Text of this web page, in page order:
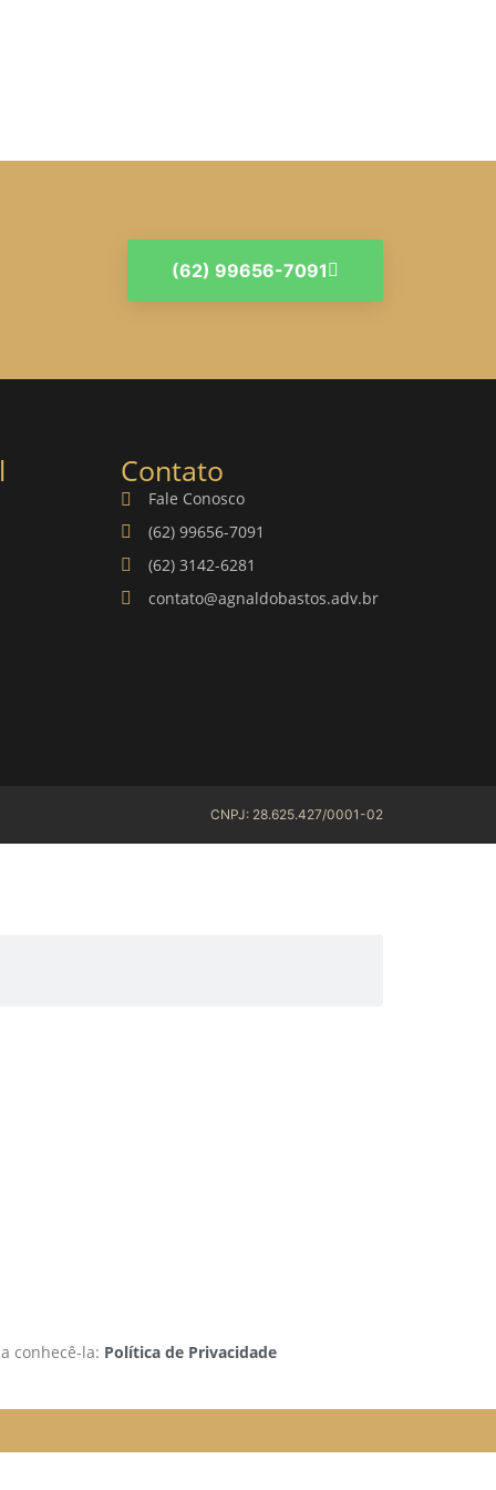
(62) 99656-7091
Contato
Fale Conosco
(62) 99656-7091
(62) 3142-6281
contato@agnaldobastos.adv.br
CNPJ: 28.625.427/0001-02
conhecê-la: Política de Privacidade